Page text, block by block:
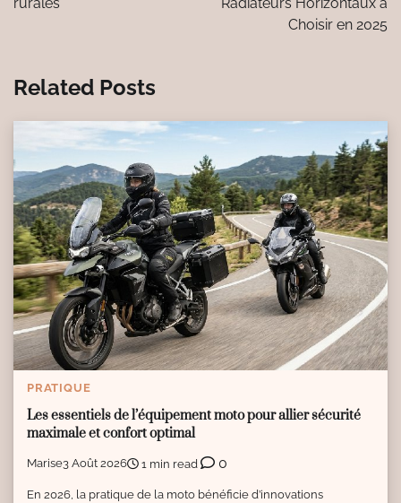
Choisir en 2025
Related Posts
PRATIQUE
Les essentiels de l’équipement moto pour allier sécurité
maximale et confort optimal
Marise3 Août 2026 1 min read 0
En 2026, la pratique de la moto bénéficie d’innovations